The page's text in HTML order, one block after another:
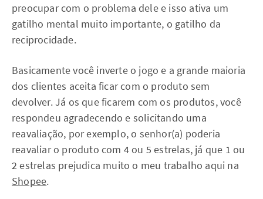
preocupar com o problema dele e isso ativa um
gatilho mental muito importante, o gatilho da
reciprocidade.
Basicamente você inverte o jogo e a grande maioria
dos clientes aceita ficar com o produto sem
devolver. Já os que ficarem com os produtos, você
respondeu agradecendo e solicitando uma
reavaliação, por exemplo, o senhor(a) poderia
reavaliar o produto com 4 ou 5 estrelas, já que 1 ou
2 estrelas prejudica muito o meu trabalho aqui na
Shopee.